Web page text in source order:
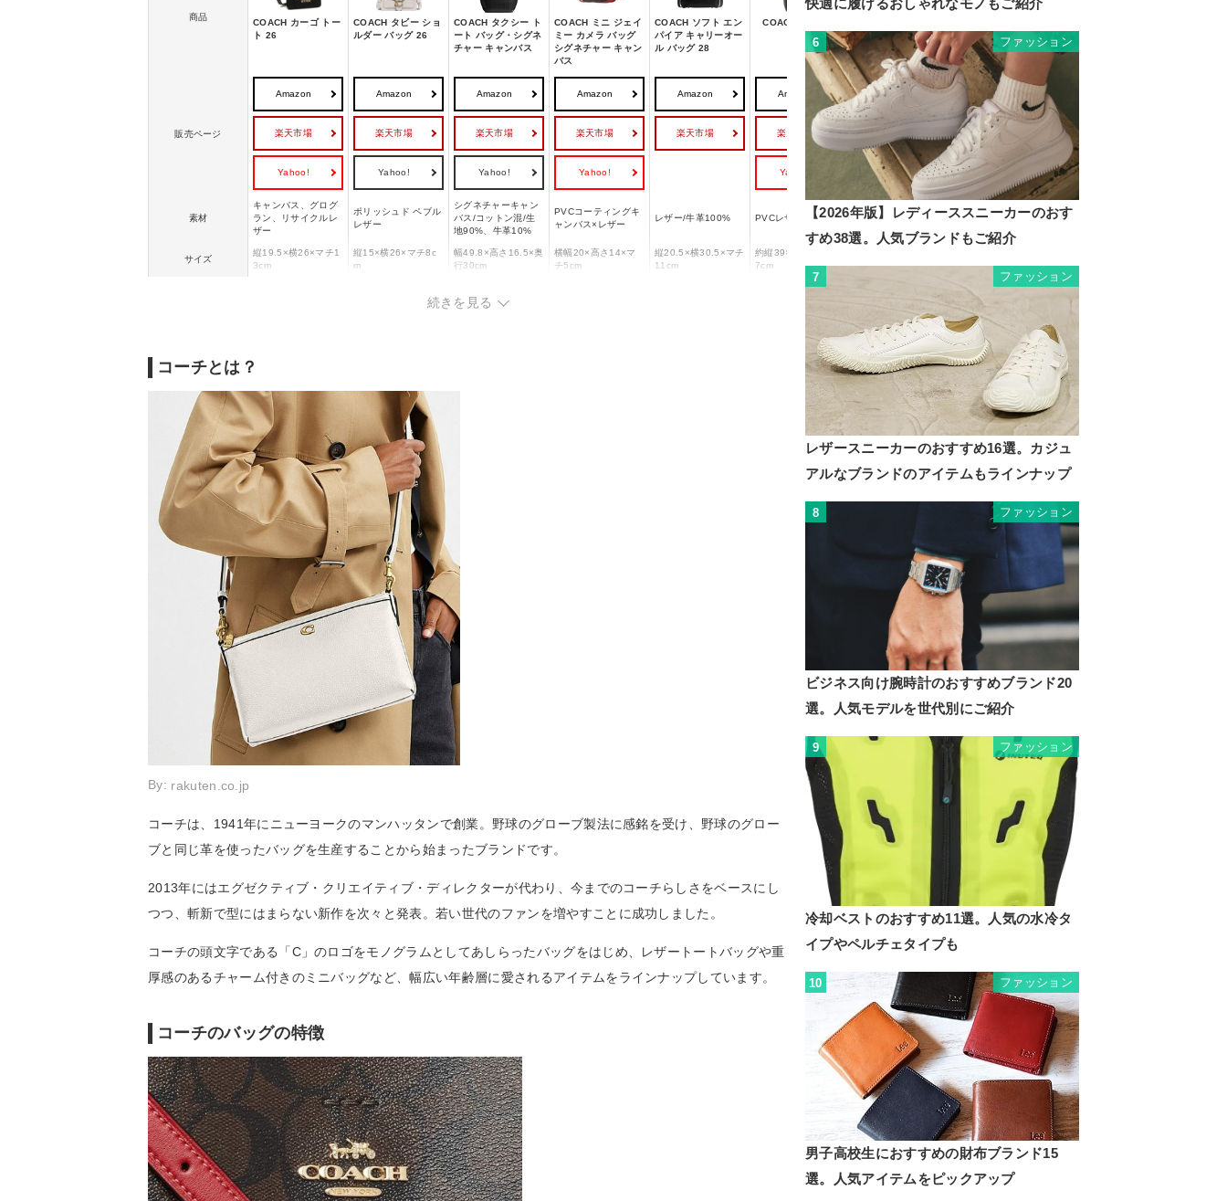
商品
COACH カーゴ トー
ト 26
COACH タビー ショ
ルダー バッグ 26
COACH タクシー ト
ート バッグ・シグネ
チャー キャンバス
COACH ミニ ジェイ
ミー カメラ バッグ
シグネチャー キャン
バス
COACH ソフト エン
パイア キャリーオー
ル バッグ 28
COACH リュック
販売ページ
Amazon
楽天市場
Yahoo!
Amazon
楽天市場
Yahoo!
Amazon
楽天市場
Yahoo!
Amazon
楽天市場
Yahoo!
Amazon
楽天市場
Amazon
楽天市場
Yahoo!
素材
キャンバス、グログ
ラン、リサイクルレ
ザー
ポリッシュド ペブル
レザー
シグネチャーキャン
バス/コットン混/生
地90%、牛革10%
PVCコーティングキ
ャンバス×レザー
レザー/牛革100% PVCレザー
サイズ
縦19.5×横26×マチ1
3cm
縦15×横26×マチ8c
m
幅49.8×高さ16.5×奥
行30cm
横幅20×高さ14×マ
チ5cm
縦20.5×横30.5×マチ
11cm
約縦39×横31×マチ1
7cm
続きを見る
コーチとは？
By: rakuten.co.jp
コーチは、1941年にニューヨークのマンハッタンで創業。野球のグローブ製法に感銘を受け、野球のグロー
ブと同じ革を使ったバッグを生産することから始まったブランドです。
2013年にはエグゼクティブ・クリエイティブ・ディレクターが代わり、今までのコーチらしさをベースにし
つつ、斬新で型にはまらない新作を次々と発表。若い世代のファンを増やすことに成功しました。
コーチの頭文字である「C」のロゴをモノグラムとしてあしらったバッグをはじめ、レザートートバッグや重
厚感のあるチャーム付きのミニバッグなど、幅広い年齢層に愛されるアイテムをラインナップしています。
コーチのバッグの特徴
快適に履けるおしゃれなモノもご紹介
6 ファッション
【2026年版】レディーススニーカーのおす
すめ38選。人気ブランドもご紹介
7 ファッション
レザースニーカーのおすすめ16選。カジュ
アルなブランドのアイテムもラインナップ
8 ファッション
ビジネス向け腕時計のおすすめブランド20
選。人気モデルを世代別にご紹介
9 ファッション
冷却ベストのおすすめ11選。人気の水冷タ
イプやペルチェタイプも
10 ファッション
男子高校生におすすめの財布ブランド15
選。人気アイテムをピックアップ